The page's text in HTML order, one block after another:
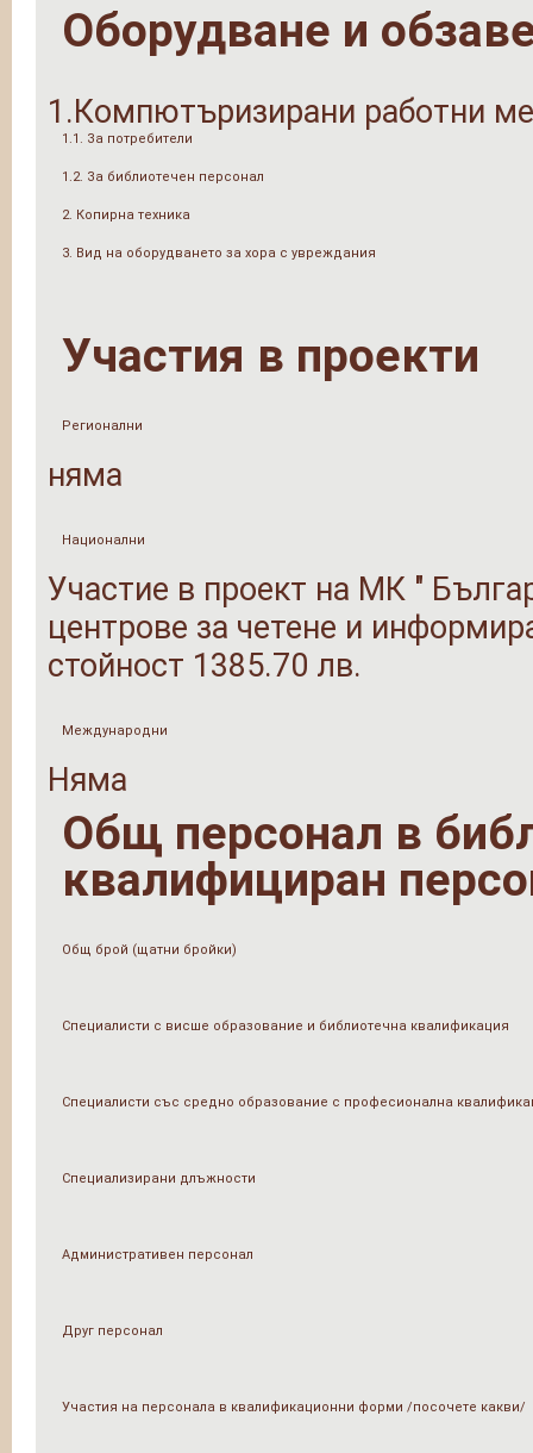
Оборудване и
1.Компютъризирани работни
1.1. За потребители
1.2. За библиотечен персонал
2. Копирна техника
3. Вид на оборудването за хора с увреждания
Участия в проекти
Регионални
няма
Национални
Участие в проект на МК "
центрове за четене и
стойност 1385.70 лв.
Международни
Няма
Общ персонал в
квалифициран
Общ брой (щатни бройки)
Специалисти с висше образование и библиотечна квалификация
Специалисти със средно образование с професионална
Специализирани длъжности
Административен персонал
Друг персонал
Участия на персонала в квалификационни форми /посочете какви/